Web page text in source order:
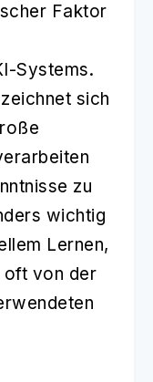
Faktor
Systems.
sich
zu
wichtig
Lernen,
oft von der